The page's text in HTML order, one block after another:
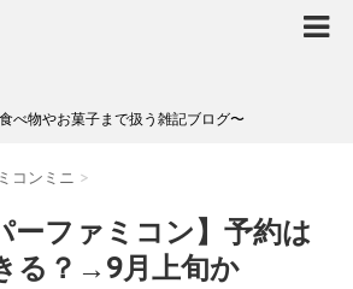
べ物やお菓子まで扱う雑記ブログ〜
コンミニ >
ーファミコン】予約は
る？→9月上旬か